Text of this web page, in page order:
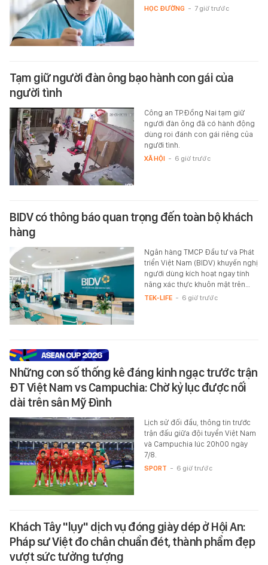
HỌC ĐƯỜNG - 7 giờ trước
Tạm giữ người đàn ông bạo hành con gái của
người tình
Công an TP.Đồng Nai tạm giữ
người đàn ông đã có hành động
dùng roi đánh con gái riêng của
người tình.
XÃ HỘI - 6 giờ trước
BIDV có thông báo quan trọng đến toàn bộ khách
hàng
Ngân hàng TMCP Đầu tư và Phát
triển Việt Nam (BIDV) khuyến nghị
người dùng kích hoạt ngay tính
năng xác thực khuôn mặt trên…
TEK-LIFE - 6 giờ trước
Những con số thống kê đáng kinh ngạc trước trận
ĐT Việt Nam vs Campuchia: Chờ kỷ lục được nối
dài trên sân Mỹ Đình
Lịch sử đối đầu, thông tin trước
trận đấu giữa đội tuyển Việt Nam
và Campuchia lúc 20h00 ngày
7/8.
SPORT - 6 giờ trước
Khách Tây "lụy" dịch vụ đóng giày dép ở Hội An:
Pháp sư Việt đo chân chuẩn đét, thành phẩm đẹp
vượt sức tưởng tượng